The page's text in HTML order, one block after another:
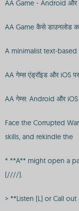
AA Game - Android और
AA Game कैसे डाउनलोड
A minimalist text-
AA गेम्स एंड्रॉइड और iOS
AA गेम्स: Android और iOS
Face the Corrupted
skills, and rekindle the
* **A** might open a
(////).
> **Listen (L) or Call out